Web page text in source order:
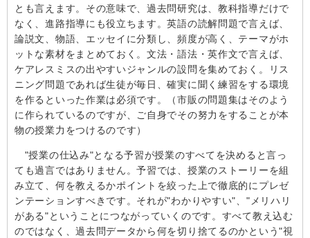
とも言えます。その意味で、過去問研究は、教科指導だけで
なく、進路指導にも役立ちます。英語の読解問題で言えば、
論説文、物語、エッセイに分類し、頻度が高く、テーマがホ
ットな素材をまとめておく。文法・語法・英作文で言えば、
ケアレスミスの出やすいジャンルの設問を集めておく。リス
ニング問題であれば生徒が毎日、確実に聞く練習をする環境
を作るといった作業は必須です。（市販の問題集はそのよう
に作られているのですが、ご自身でその努力をすることが本
物の授業力をつけるのです）
"授業の仕込み"となる予習が授業のすべてを決めると言っ
ても過言ではありません。予習では、授業のストーリーを組
み立て、何を教えるかポイントを絞った上で徹底的にプレゼ
ンテーションすべきです。それが"わかりやすい"、"メリハリ
がある"ということにつながっていくのです。すべて教え込む
のではなく、過去問データから何を切り捨てるのかという"視